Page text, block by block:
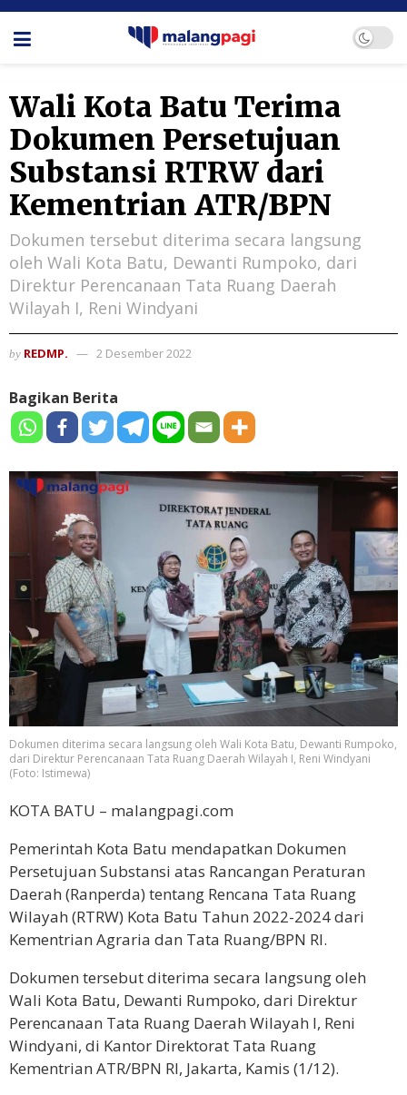
Wali Kota Batu Terima
Dokumen Persetujuan
Substansi RTRW dari
Kementrian ATR/BPN
Dokumen tersebut diterima secara langsung
oleh Wali Kota Batu, Dewanti Rumpoko, dari
Direktur Perencanaan Tata Ruang Daerah
Wilayah I, Reni Windyani
by REDMP. 2 Desember 2022
Bagikan Berita
Dokumen diterima secara langsung oleh Wali Kota Batu, Dewanti Rumpoko,
dari Direktur Perencanaan Tata Ruang Daerah Wilayah I, Reni Windyani
(Foto: Istimewa)
KOTA BATU – malangpagi.com
Pemerintah Kota Batu mendapatkan Dokumen
Persetujuan Substansi atas Rancangan Peraturan
Daerah (Ranperda) tentang Rencana Tata Ruang
Wilayah (RTRW) Kota Batu Tahun 2022-2024 dari
Kementrian Agraria dan Tata Ruang/BPN RI.
Dokumen tersebut diterima secara langsung oleh
Wali Kota Batu, Dewanti Rumpoko, dari Direktur
Perencanaan Tata Ruang Daerah Wilayah I, Reni
Windyani, di Kantor Direktorat Tata Ruang
Kementrian ATR/BPN RI, Jakarta, Kamis (1/12).